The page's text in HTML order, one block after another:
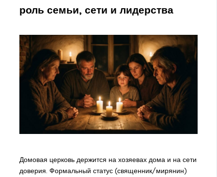
роль семьи, сети и лидерства
Домовая церковь держится на хозяевах дома и на сети
доверия. Формальный статус (священник/мирянин)